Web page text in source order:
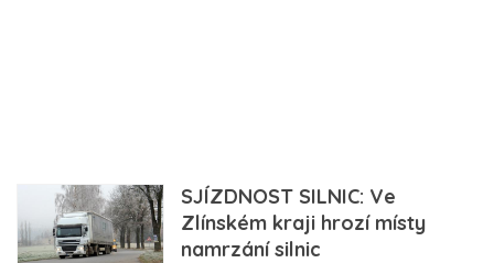
SJÍZDNOST SILNIC: Ve
Zlínském kraji hrozí místy
namrzání silnic